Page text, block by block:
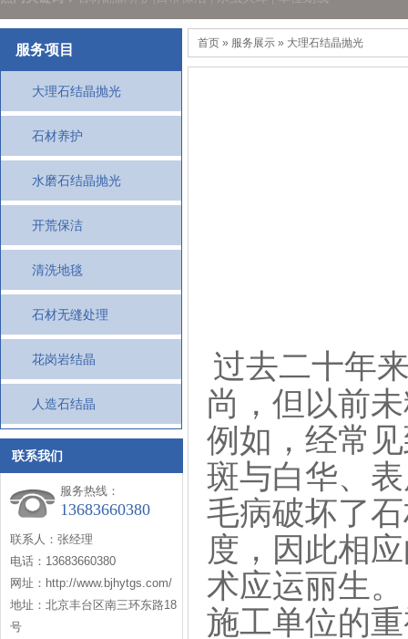
服务项目
大理石结晶抛光
石材养护
水磨石结晶抛光
开荒保洁
清洗地毯
石材无缝处理
花岗岩结晶
人造石结晶
联系我们
服务热线：
13683660380
联系人：张经理
电话：13683660380
网址：http://www.bjhytgs.com/
地址：北京丰台区南三环东路18
号
首页 » 服务展示 » 大理石结晶抛光
过去二十年
尚，但以前
例如，经常
斑与白华、
毛病破坏了
度，因此相
术应运丽生
施工单位的